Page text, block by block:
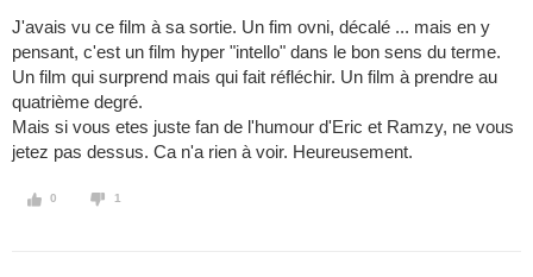
J'avais vu ce film à sa sortie. Un fim ovni, décalé ... mais en y
pensant, c'est un film hyper "intello" dans le bon sens du terme.
Un film qui surprend mais qui fait réfléchir. Un film à prendre au
quatrième degré.
Mais si vous etes juste fan de l'humour d'Eric et Ramzy, ne vous
jetez pas dessus. Ca n'a rien à voir. Heureusement.
0 1